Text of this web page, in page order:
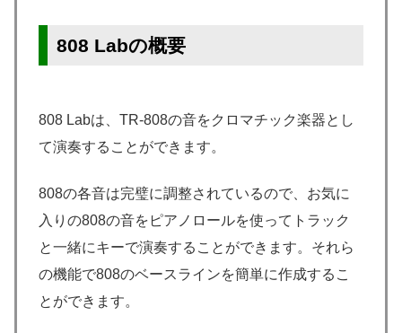
808 Labの概要
808 Labは、TR-808の音をクロマチック楽器とし
て演奏することができます。
808の各音は完璧に調整されているので、お気に
入りの808の音をピアノロールを使ってトラック
と一緒にキーで演奏することができます。それら
の機能で808のベースラインを簡単に作成するこ
とができます。